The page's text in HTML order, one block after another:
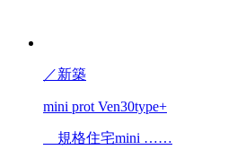
／新築
mini prot Ven30type+
規格住宅mini ……